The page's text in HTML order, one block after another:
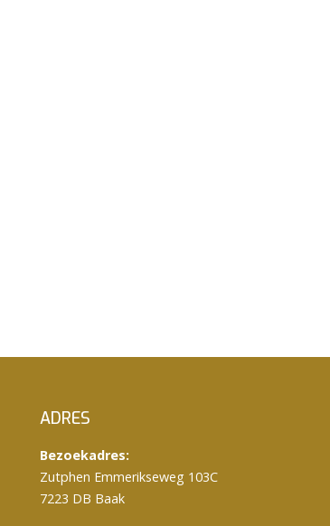
ADRES
Bezoekadres:
Zutphen Emmerikseweg 103C
7223 DB Baak